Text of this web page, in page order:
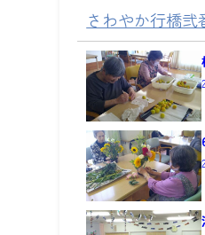
さわやか行橋弐